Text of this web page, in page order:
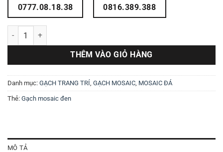
0777.08.18.38 0816.389.388
Mosaic đá marble đen lục giác số lượng
THÊM VÀO GIỎ HÀNG
Danh mục: GẠCH TRANG TRÍ, GẠCH MOSAIC, MOSAIC ĐÁ
Thẻ: Gạch mosaic đen
MÔ TẢ